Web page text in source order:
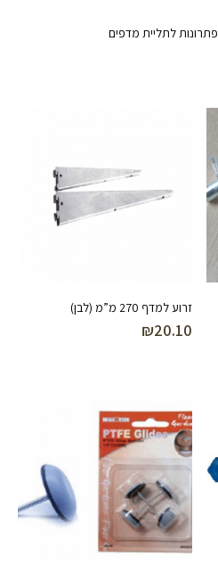
פתרונות לתליית מדפים
זרוע למדף 270 מ”מ (לבן)
₪20.10